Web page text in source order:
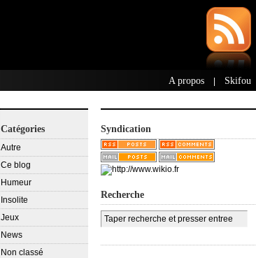
A propos Skifou
Catégories
Autre
Ce blog
Humeur
Insolite
Jeux
News
Non classé
Syndication
Recherche